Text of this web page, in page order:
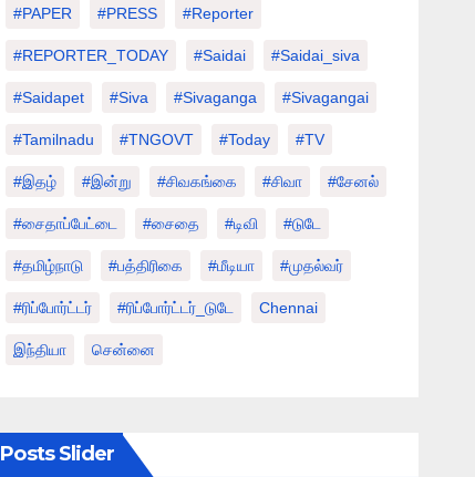
#PAPER #PRESS #Reporter
#REPORTER_TODAY #saidai #saidai_siva
#saidapet #Siva #Sivaganga #sivagangai
#tamilnadu #TNGOVT #today #TV
#இதழ் #இன்று #சிவகங்கை #சிவா #சேனல்
#சைதாப்பேட்டை #சைதை #டிவி #டுடே
#தமிழ்நாடு #பத்திரிகை #மீடியா #முதல்வர்
#ரிப்போர்ட்டர் #ரிப்போர்ட்டர்_டுடே Chennai
இந்தியா சென்னை
Posts Slider